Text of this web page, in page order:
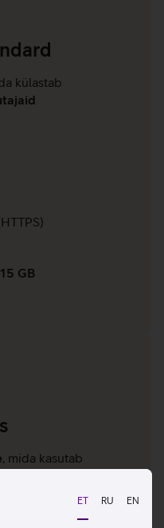
ET RU EN
külastab
15 GB
, mida kasutab